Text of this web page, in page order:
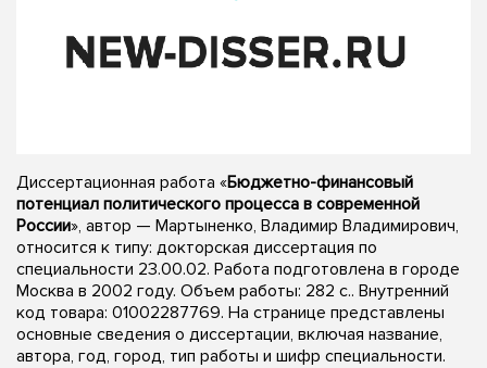
Диссертационная работа «Бюджетно-финансовый
потенциал политического процесса в современной
России», автор — Мартыненко, Владимир Владимирович,
относится к типу: докторская диссертация по
специальности 23.00.02. Работа подготовлена в городе
Москва в 2002 году. Объем работы: 282 с.. Внутренний
код товара: 01002287769. На странице представлены
основные сведения о диссертации, включая название,
автора, год, город, тип работы и шифр специальности.